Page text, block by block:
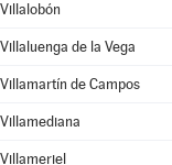
Villalobón
Villaluenga de la Vega
Villamartín de Campos
Villamediana
Villameriel